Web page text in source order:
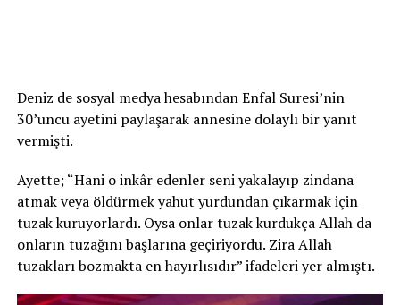
Deniz de sosyal medya hesabından Enfal Suresi’nin
30’uncu ayetini paylaşarak annesine dolaylı bir yanıt
vermişti.
Ayette; “Hani o inkâr edenler seni yakalayıp zindana
atmak veya öldürmek yahut yurdundan çıkarmak için
tuzak kuruyorlardı. Oysa onlar tuzak kurdukça Allah da
onların tuzağını başlarına geçiriyordu. Zira Allah
tuzakları bozmakta en hayırlısıdır” ifadeleri yer almıştı.